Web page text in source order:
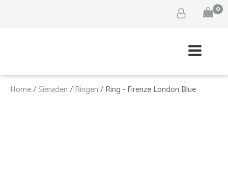
0
Home/Sieraden/Ringen/ Ring - Firenze London Blue